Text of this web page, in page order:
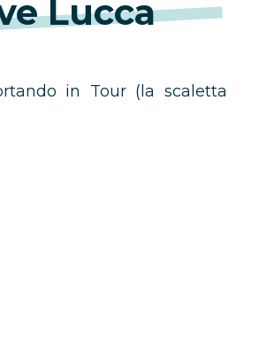
Lucca
in Tour (la scaletta